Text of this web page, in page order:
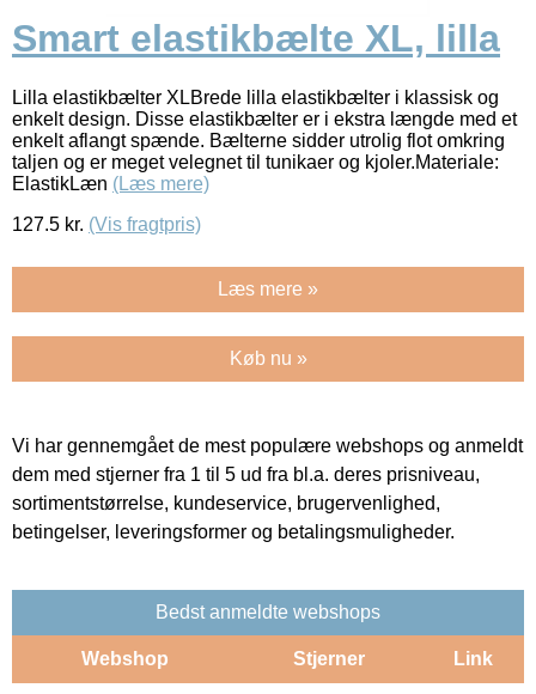
Smart elastikbælte XL, lilla
Lilla elastikbælter XLBrede lilla elastikbælter i klassisk og
enkelt design. Disse elastikbælter er i ekstra længde med et
enkelt aflangt spænde. Bælterne sidder utrolig flot omkring
taljen og er meget velegnet til tunikaer og kjoler.Materiale:
ElastikLæn (Læs mere)
127.5 kr. (Vis fragtpris)
Læs mere »
Køb nu »
Vi har gennemgået de mest populære webshops og anmeldt
dem med stjerner fra 1 til 5 ud fra bl.a. deres prisniveau,
sortimentstørrelse, kundeservice, brugervenlighed,
betingelser, leveringsformer og betalingsmuligheder.
Bedst anmeldte webshops
Webshop Stjerner Link